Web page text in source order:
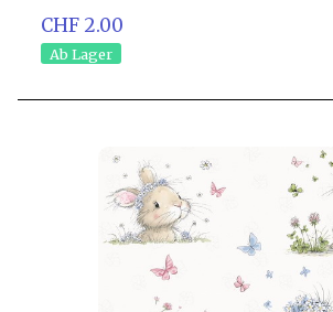
CHF 2.00
Ab Lager